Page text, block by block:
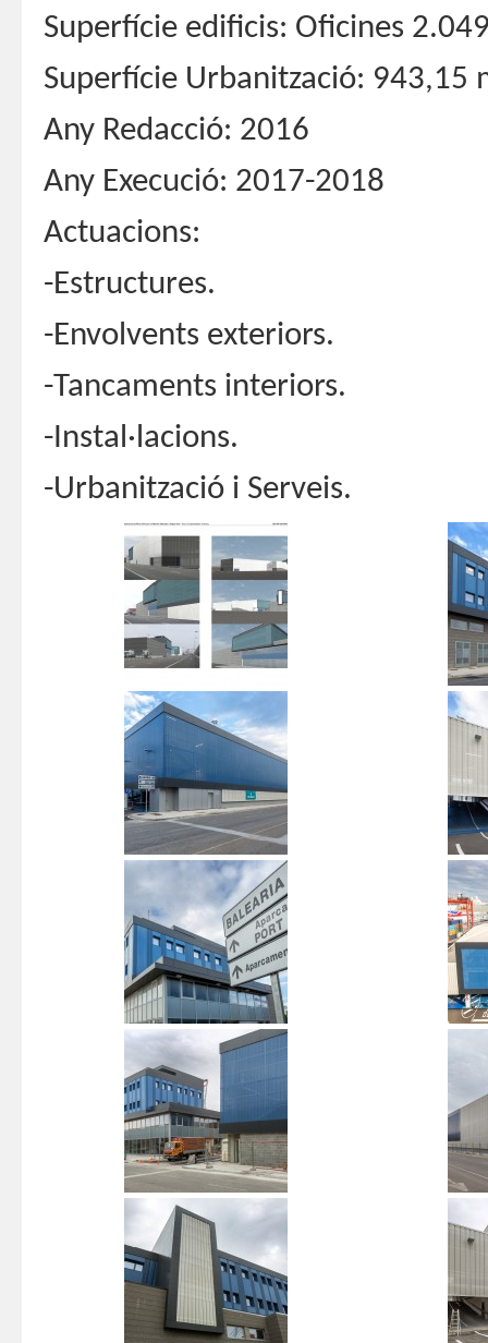
Superfície edificis: Oficines
Superfície Urbanització: 943,15
Any Redacció: 2016
Any Execució: 2017-2018
Actuacions:
-Estructures.
-Envolvents exteriors.
-Tancaments interiors.
-Instal·lacions.
-Urbanització i Serveis.